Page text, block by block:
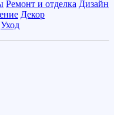
Ремонт и отделка Дизайн
Декор
Уход